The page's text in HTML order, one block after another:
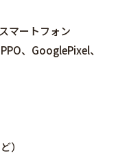
マートフォン
、GooglePixel、
）